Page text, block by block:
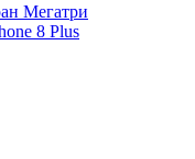
8 Plus